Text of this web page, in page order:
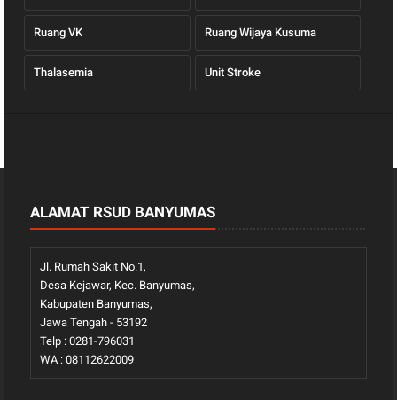
Ruang VK Ruang Wijaya Kusuma
Thalasemia Unit Stroke
ALAMAT RSUD BANYUMAS
Jl. Rumah Sakit No.1,
Desa Kejawar, Kec. Banyumas,
Kabupaten Banyumas,
Jawa Tengah - 53192
Telp : 0281-796031
WA : 08112622009